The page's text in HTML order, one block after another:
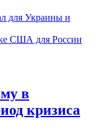
для Украины и
США для России
в
кризиса